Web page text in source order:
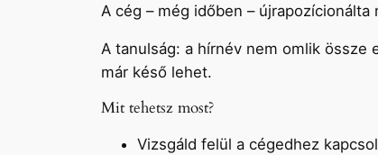
A cég – még időben –
A tanulság: a hírnév nem omlik össze
már késő lehet.
Mit tehetsz most?
Vizsgáld felül a cégedhez